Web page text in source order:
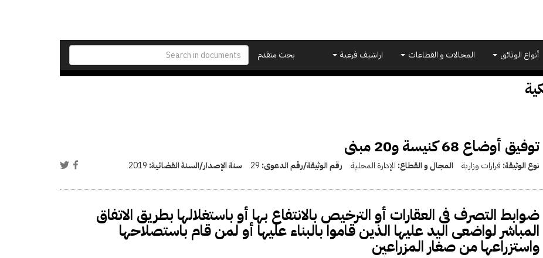
بحث متقدم
أنواع الوثائق المجالات و القطاعات اراشيف فرعية
توفيق أوضاع 68 كنيسة و20 مبنى
نوع الوثيقة: قرارات وزارية المجال و القطاع: الإدارة المحلية رقم الوثيقة/رقم الدعوى: 29 سنة الإصدار/السنة القضائية: 2019
ضوابط التصرف فى العقارات أو الترخيص بالانتفاع بها أو باستغلالها بطريق الاتفاق
المباشر لواضعى اليد عليها الذين قاموا بالبناء عليها أو لمن قام باستصلاحها
واستزراعها من صغار المزراعين